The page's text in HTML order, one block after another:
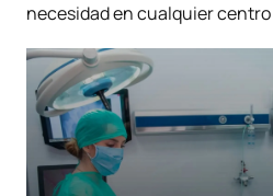
necesidad en cualquier